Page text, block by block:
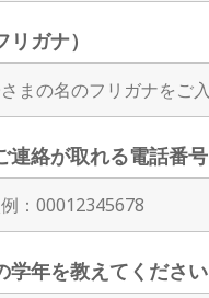
リガナ）
連絡が取れる電話番号
学年を教えてください